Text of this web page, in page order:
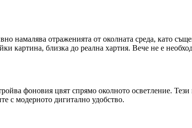
намалява отраженията от околната среда, като
картина, близка до реална хартия. Вече не е
фоновия цвят спрямо околното осветление.
с модерното дигитално удобство.